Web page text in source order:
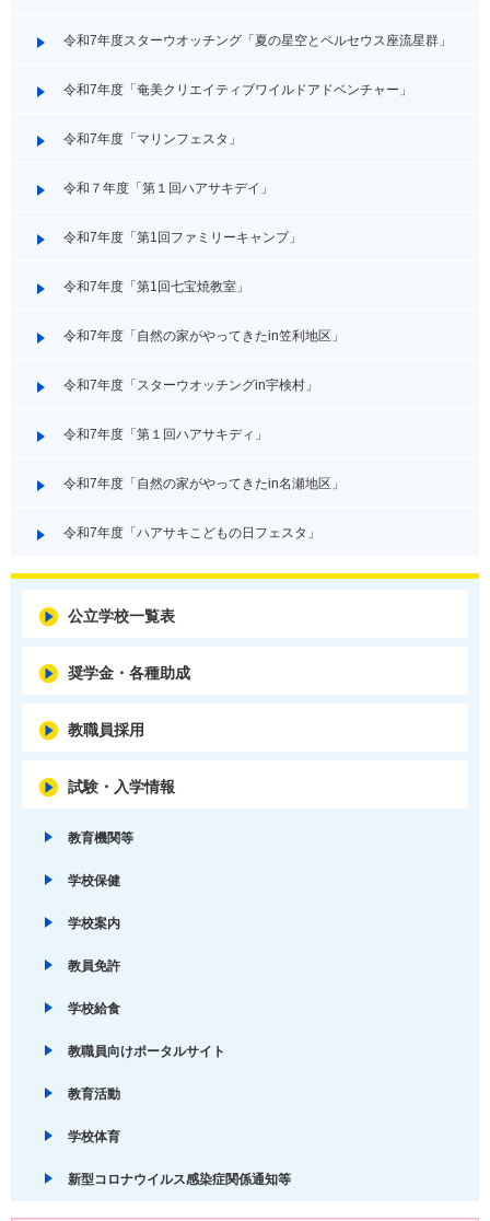
令和7年度スターウオッチング「夏の星空とペルセウス座流星群」
令和7年度「奄美クリエイティブワイルドアドベンチャー」
令和7年度「マリンフェスタ」
令和７年度「第１回ハアサキデイ」
令和7年度「第1回ファミリーキャンプ」
令和7年度「第1回七宝焼教室」
令和7年度「自然の家がやってきたin笠利地区」
令和7年度「スターウオッチングin宇検村」
令和7年度「第１回ハアサキディ」
令和7年度「自然の家がやってきたin名瀬地区」
令和7年度「ハアサキこどもの日フェスタ」
公立学校一覧表
奨学金・各種助成
教職員採用
試験・入学情報
教育機関等
学校保健
学校案内
教員免許
学校給食
教職員向けポータルサイト
教育活動
学校体育
新型コロナウイルス感染症関係通知等